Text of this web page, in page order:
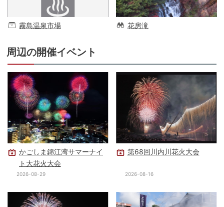
霧島温泉市場 花房滝
周辺の開催イベント
かごしま錦江湾サマーナイ
ト大花火大会
2026-08-29
第68回川内川花火大会
2026-08-16